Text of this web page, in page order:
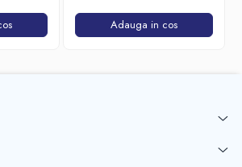
Adauga in cos